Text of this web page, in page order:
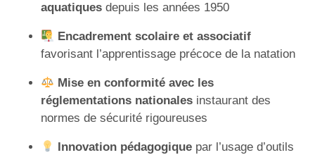
aquatiques depuis les années 1950
Encadrement scolaire et associatif
favorisant l’apprentissage précoce de la natation
Mise en conformité avec les
réglementations nationales instaurant des
normes de sécurité rigoureuses
Innovation pédagogique par l’usage d’outils